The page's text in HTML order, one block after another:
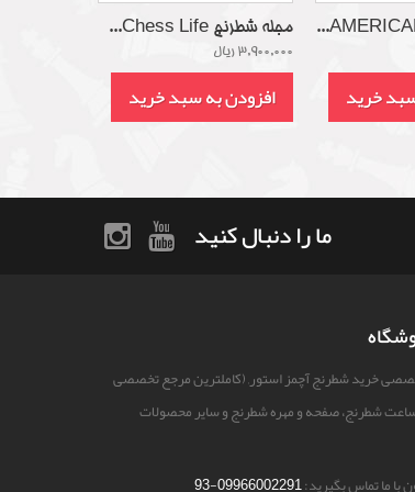
مجله شطرنج Chess Life...
3,900,000 ریال
افزودن به سبد خرید خرید
ما را دنبال کنید
خرید شطرنج آچمز استور, (کاملترین مرجع تخصصی
شطرنج، صفحه و مهره شطرنج و سایر محصولات
با ما تماس بگیرید:09966002291-93